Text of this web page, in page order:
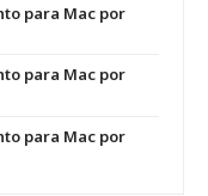
para Mac por
para Mac por
para Mac por